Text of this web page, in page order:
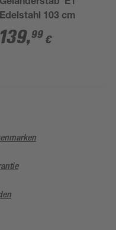
Geländerstab 'E1'
Edelstahl 103 cm
139,99 €